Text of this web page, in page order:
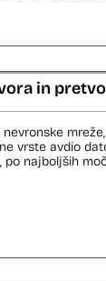
prijavljenih
policije
in
vrste avdio
najboljših